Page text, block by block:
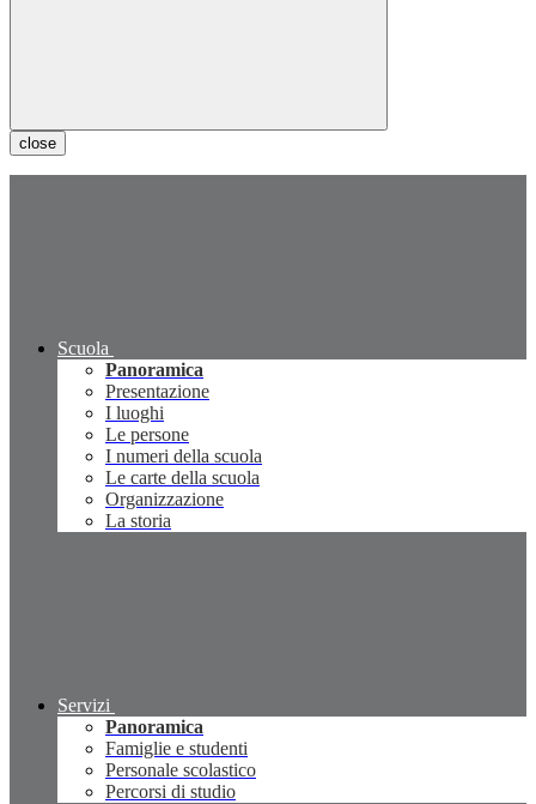
close
Scuola
Panoramica
Presentazione
I luoghi
Le persone
I numeri della scuola
Le carte della scuola
Organizzazione
La storia
Servizi
Panoramica
Famiglie e studenti
Personale scolastico
Percorsi di studio